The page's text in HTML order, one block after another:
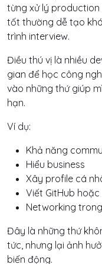
từng xử lý
tốt thường dễ tạo
trình interview.
Điều thú vị là nhiều
gian để học công
vào những thứ giúp
hạn.
Ví dụ:
Khả năng
Hiểu business
Xây profile cá
Viết GitHub
Networking
Đây là những thứ
tức, nhưng lại ảnh
biến động.